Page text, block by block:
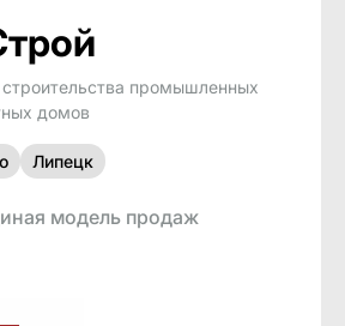
промышленных
домов
Липецк
модель продаж